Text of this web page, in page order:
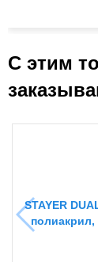
С этим
STAYER